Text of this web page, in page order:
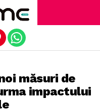
măsuri de
impactului